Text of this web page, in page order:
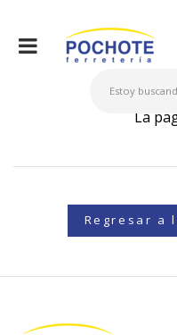
La
Regresar a